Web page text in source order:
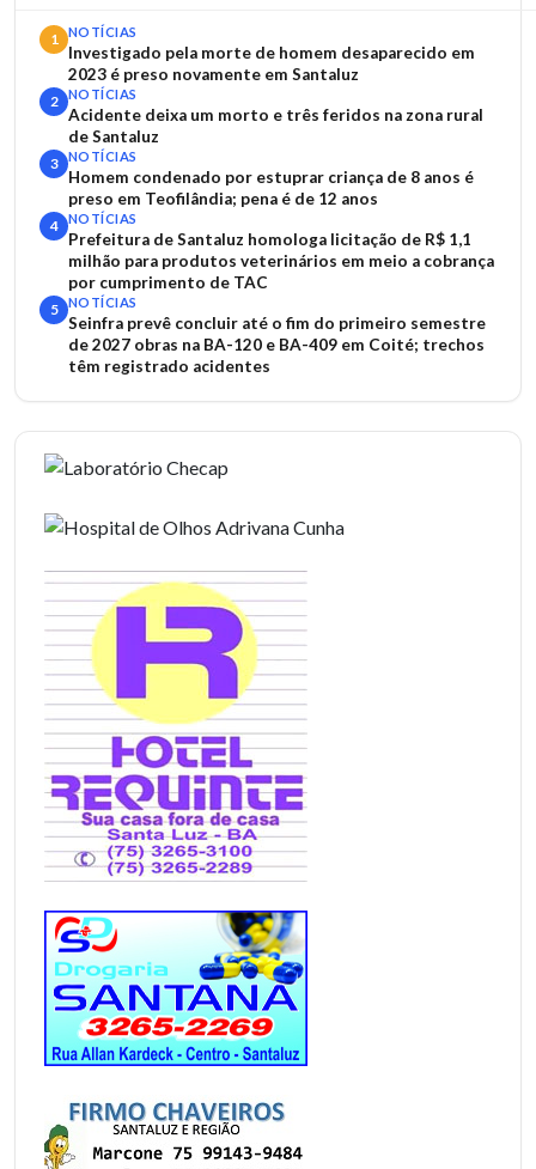
1 NOTÍCIAS
Investigado pela morte de homem desaparecido em
2023 é preso novamente em Santaluz
2 NOTÍCIAS
Acidente deixa um morto e três feridos na zona rural
de Santaluz
3 NOTÍCIAS
Homem condenado por estuprar criança de 8 anos é
preso em Teofilândia; pena é de 12 anos
4 NOTÍCIAS
Prefeitura de Santaluz homologa licitação de R$ 1,1
milhão para produtos veterinários em meio a cobrança
por cumprimento de TAC
5 NOTÍCIAS
Seinfra prevê concluir até o fim do primeiro semestre
de 2027 obras na BA-120 e BA-409 em Coité; trechos
têm registrado acidentes